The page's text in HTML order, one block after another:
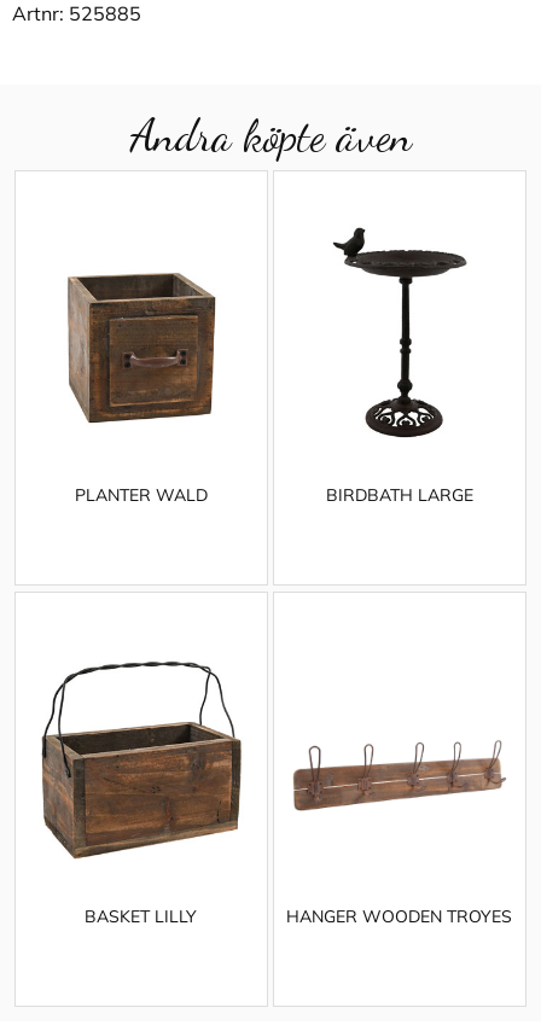
Artnr: 525885
Andra köpte även
PLANTER WALD BIRDBATH LARGE
BASKET LILLY HANGER WOODEN TROYES